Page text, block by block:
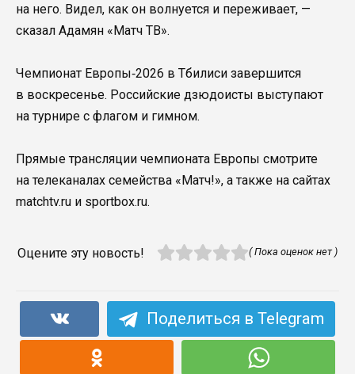
на него. Видел, как он волнуется и переживает, —
сказал Адамян «Матч ТВ».
Чемпионат Европы‑2026 в Тбилиси завершится
в воскресенье. Российские дзюдоисты выступают
на турнире с флагом и гимном.
Прямые трансляции чемпионата Европы смотрите
на телеканалах семейства «Матч!», а также на сайтах
matchtv.ru и sportbox.ru.
Оцените эту новость! ( Пока оценок нет )
Поделиться в Telegram